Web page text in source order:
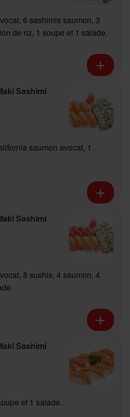
6 sashimis saumon, 3
de riz, 1 soupe et 1 salade.
Sashimi
saumon avocat, 1
Sashimi
8 sushis, 4 saumon, 4
Sashimi
et 1 salade.